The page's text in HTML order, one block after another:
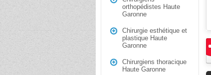
orthopédistes Haute
Garonne
Chirurgie esthétique et
plastique Haute
Garonne
Chirurgiens thoracique
Haute Garonne